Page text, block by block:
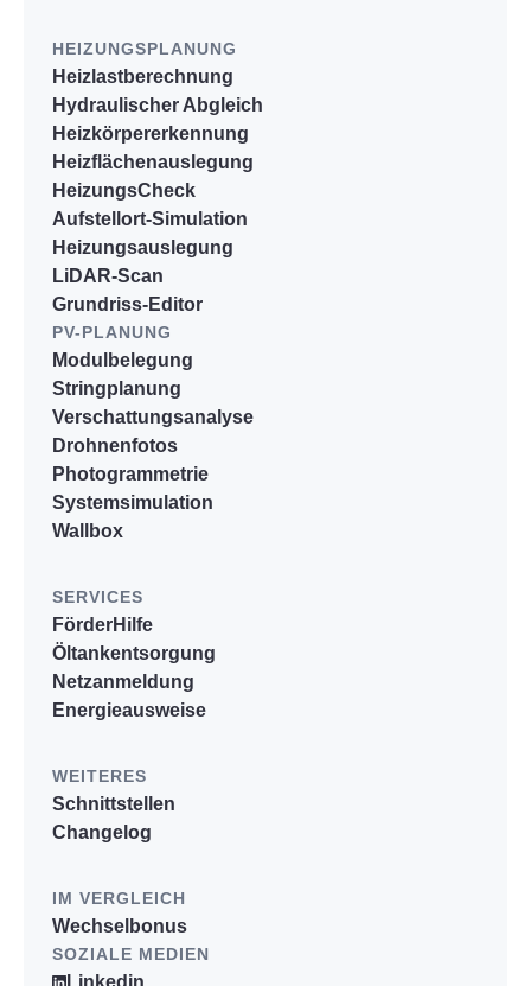
HEIZUNGSPLANUNG
Heizlastberechnung
Hydraulischer Abgleich
Heizkörpererkennung
Heizflächenauslegung
HeizungsCheck
Aufstellort-Simulation
Heizungsauslegung
LiDAR-Scan
Grundriss-Editor
PV-PLANUNG
Modulbelegung
Stringplanung
Verschattungsanalyse
Drohnenfotos
Photogrammetrie
Systemsimulation
Wallbox
SERVICES
FörderHilfe
Öltankentsorgung
Netzanmeldung
Energieausweise
WEITERES
Schnittstellen
Changelog
IM VERGLEICH
Wechselbonus
SOZIALE MEDIEN
Linkedin